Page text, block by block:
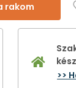
rakom
>>